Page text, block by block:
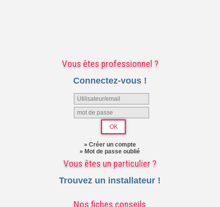
Vous êtes professionnel ?
Connectez-vous !
» Créer un compte
» Mot de passe oublié
Vous êtes un particulier ?
Trouvez un installateur !
Nos fiches conseils